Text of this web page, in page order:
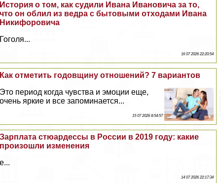
История о том, как судили Ивана Ивановича за то,
что он облил из ведра с бытовыми отходами Ивана
Никифоровича
Гоголя...
16 07 2026 22:20:54
Как отметить годовщину отношений? 7 вариантов
Это период когда чувства и эмоции еще,
очень яркие и все запоминается...
15 07 2026 8:54:57
Зарплата стюардессы в России в 2019 году: какие
произошли изменения
е...
14 07 2026 22:17:34